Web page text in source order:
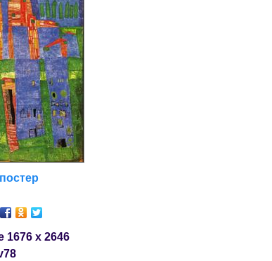
1676 x 2646